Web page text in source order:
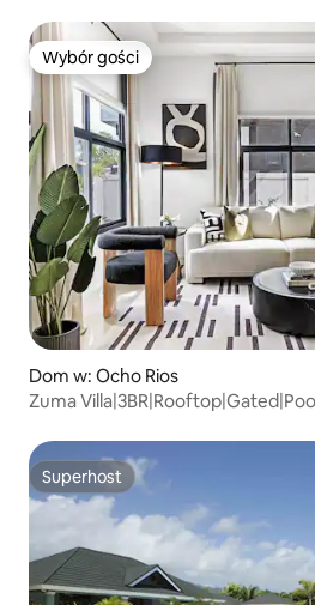
Wybór gości
Wybór gości
Dom w: Ocho Rios
Zuma
Superhost
Superhost